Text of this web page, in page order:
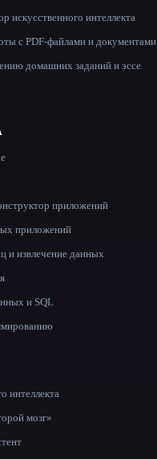
искусственного интеллекта
с PDF-файлами и документами
домашних заданий и эссе
приложений
приложений
и извлечение данных
и SQL
интеллекта
мозг»